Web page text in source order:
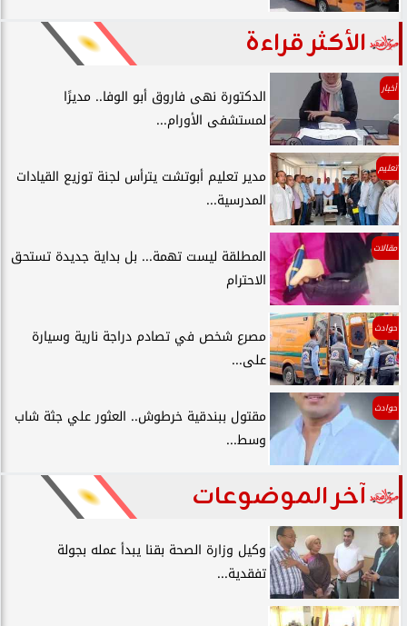
الأكثر قراءة
أخبار
الدكتورة نهى فاروق أبو الوفا.. مديرًا
لمستشفى الأورام...
تعليم
مدير تعليم أبوتشت يترأس لجنة توزيع القيادات
المدرسية...
مقالات
المطلقة ليست تهمة... بل بداية جديدة تستحق
الاحترام
حوادث
مصرع شخص في تصادم دراجة نارية وسيارة
على...
حوادث
مقتول ببندقية خرطوش.. العثور علي جثة شاب
وسط...
آخر الموضوعات
وكيل وزارة الصحة بقنا يبدأ عمله بجولة
تفقدية...